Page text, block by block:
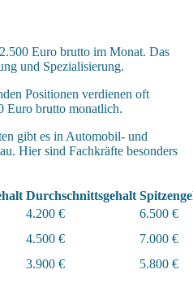
Euro brutto im Monat. Das
und Spezialisierung.
Positionen verdienen oft
Euro brutto monatlich.
gibt es in Automobil- und
Hier sind Fachkräfte besonders
Durchschnittsgehalt
4.200 €
6.500 €
4.500 €
7.000 €
3.900 € 5.800 €